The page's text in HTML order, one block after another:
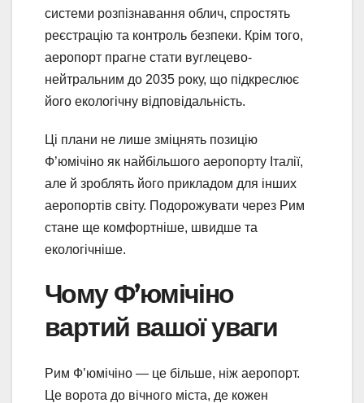
системи розпізнавання облич, спростять
реєстрацію та контроль безпеки. Крім того,
аеропорт прагне стати вуглецево-
нейтральним до 2035 року, що підкреслює
його екологічну відповідальність.
Ці плани не лише зміцнять позицію
Ф’юмічіно як найбільшого аеропорту Італії,
але й зроблять його прикладом для інших
аеропортів світу. Подорожувати через Рим
стане ще комфортніше, швидше та
екологічніше.
Чому Ф’юмічіно
вартий вашої уваги
Рим Ф’юмічіно — це більше, ніж аеропорт.
Це ворота до вічного міста, де кожен